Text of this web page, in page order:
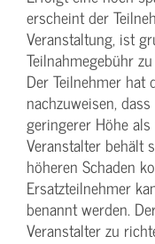
erscheint der
Veranstaltung, ist
Teilnahmegebühr
Der Teilnehmer hat
nachzuweisen,
geringerer Höhe
Veranstalter behält
höheren Schaden
Ersatzteilnehmer
benannt werden.
Veranstalter zu